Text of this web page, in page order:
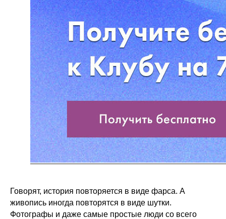
Говорят, история повторяется в виде фарса. А
живопись иногда повторятся в виде шутки.
Фотографы и даже самые простые люди со всего